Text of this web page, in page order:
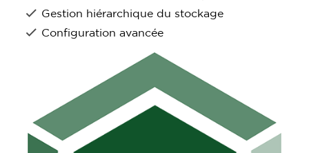
Gestion hiérarchique du stockage
Configuration avancée